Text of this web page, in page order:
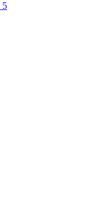
5